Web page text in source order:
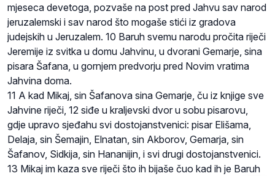
mjeseca devetoga, pozvaše na post pred Jahvu sav narod
jeruzalemski i sav narod što mogaše stići iz gradova
judejskih u Jeruzalem. 10 Baruh svemu narodu pročita riječi
Jeremije iz svitka u domu Jahvinu, u dvorani Gemarje, sina
pisara Šafana, u gornjem predvorju pred Novim vratima
Jahvina doma.
11 A kad Mikaj, sin Šafanova sina Gemarje, ču iz knjige sve
Jahvine riječi, 12 siđe u kraljevski dvor u sobu pisarovu,
gdje upravo sjeđahu svi dostojanstvenici: pisar Elišama,
Delaja, sin Šemajin, Elnatan, sin Akborov, Gemarja, sin
Šafanov, Sidkija, sin Hananijin, i svi drugi dostojanstvenici.
13 Mikaj im kaza sve riječi što ih bijaše čuo kad ih je Baruh